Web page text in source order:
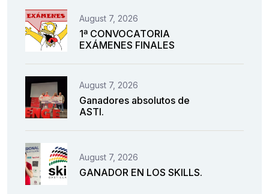
August 7, 2026
1ª CONVOCATORIA
EXÁMENES FINALES
August 7, 2026
Ganadores absolutos de
ASTI.
August 7, 2026
GANADOR EN LOS SKILLS.